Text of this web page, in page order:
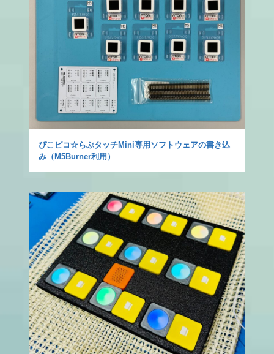
ぴこピコ☆らぶタッチMini専用ソフトウェアの書き込
み（M5Burner利用）